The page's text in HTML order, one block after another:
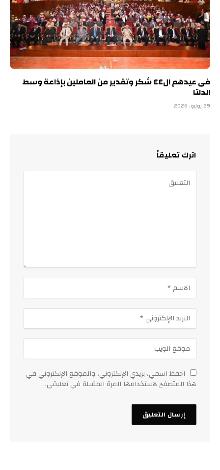
فى عيدهم ال٤٤ شكر وتقدير من العاملين بإذاعة وسط
الدلتا
29 يوليو، 2026
اترك تعليقاً
احفظ اسمي، بريدي الإلكتروني، والموقع الإلكتروني في
هذا المتصفح لاستخدامها المرة المقبلة في تعليقي.